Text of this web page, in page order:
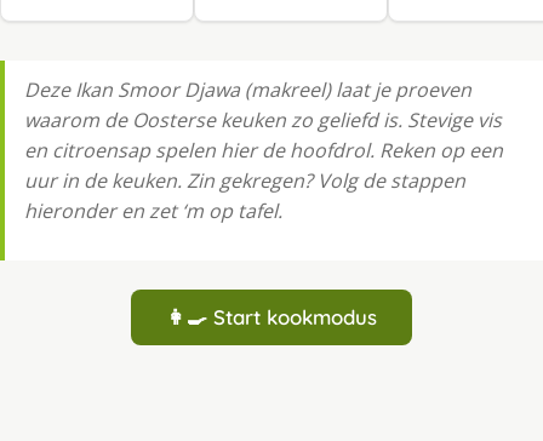
Deze Ikan Smoor Djawa (makreel) laat je proeven
waarom de Oosterse keuken zo geliefd is. Stevige vis
en citroensap spelen hier de hoofdrol. Reken op een
uur in de keuken. Zin gekregen? Volg de stappen
hieronder en zet ‘m op tafel.
👩‍🍳 Start kookmodus